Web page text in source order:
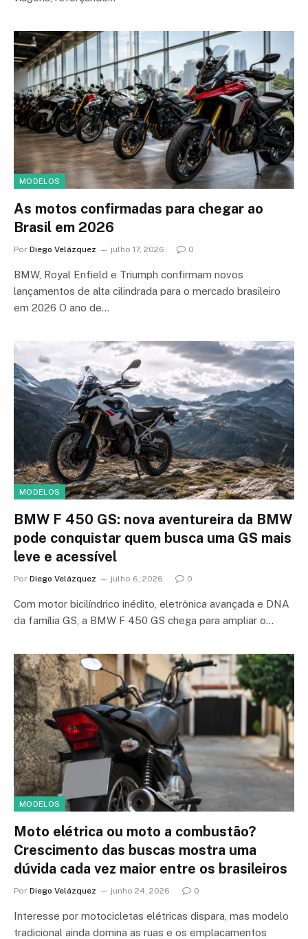
MODELOS
As motos confirmadas para chegar ao
Brasil em 2026
Por Diego Velázquez julho 17, 2026 0
BMW, Royal Enfield e Triumph confirmam novos
lançamentos de alta cilindrada para o mercado brasileiro
em 2026 O ano de…
MODELOS
BMW F 450 GS: nova aventureira da BMW
pode conquistar quem busca uma GS mais
leve e acessível
Por Diego Velázquez julho 6, 2026 0
Com motor bicilíndrico inédito, eletrônica avançada e DNA
da família GS, a BMW F 450 GS chega para ampliar o…
MODELOS
Moto elétrica ou moto a combustão?
Crescimento das buscas mostra uma
dúvida cada vez maior entre os brasileiros
Por Diego Velázquez junho 24, 2026 0
Interesse por motocicletas elétricas dispara, mas modelo
tradicional ainda domina as ruas e os emplacamentos